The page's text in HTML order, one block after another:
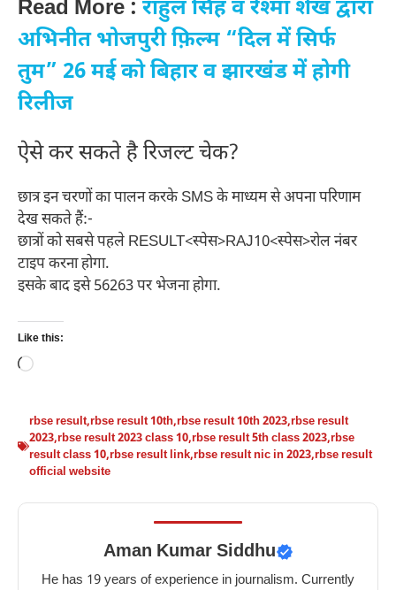
Read More : राहुल सिंह व रेश्मा शेख द्वारा
अभिनीत भोजपुरी फ़िल्म “दिल में सिर्फ
तुम” 26 मई को बिहार व झारखंड में होगी
रिलीज
ऐसे कर सकते है रिजल्ट चेक?
छात्र इन चरणों का पालन करके SMS के माध्यम से अपना परिणाम
देख सकते हैं:-
छात्रों को सबसे पहले RESULT<स्पेस>RAJ10<स्पेस>रोल नंबर
टाइप करना होगा.
इसके बाद इसे 56263 पर भेजना होगा.
Like this:
Loading…
rbse result,rbse result 10th,rbse result 10th 2023,rbse result
2023,rbse result 2023 class 10,rbse result 5th class 2023,rbse
result class 10,rbse result link,rbse result nic in 2023,rbse result
official website
Aman Kumar Siddhu
He has 19 years of experience in journalism. Currently